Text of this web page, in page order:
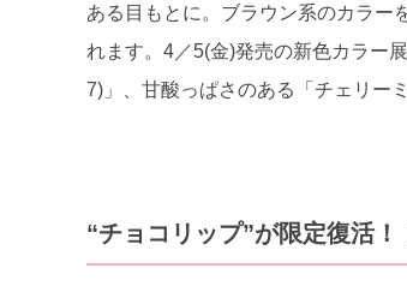
ある目もとに。ブラウン系のカラー
れます。4／5(金)発売の新色カラー
7)」、甘酸っぱさのある「チェリー
“チョコリップ”が限定復活